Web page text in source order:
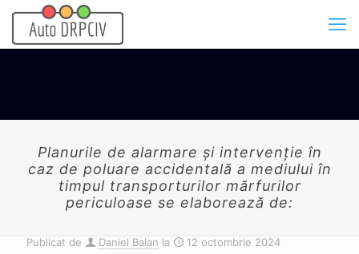
Planurile de alarmare şi intervenţie în
caz de poluare accidentală a mediului în
timpul transporturilor mărfurilor
periculoase se elaborează de:
Publicat de Daniel Balan la 12 octombrie 2024